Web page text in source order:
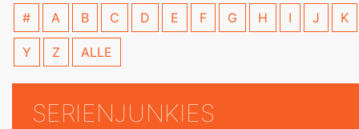
# A B C D E F G H I J K
Y Z ALLE
SERIENJUNKIES